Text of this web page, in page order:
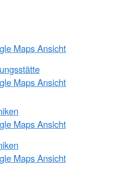
Maps Ansicht
Maps Ansicht
Maps Ansicht
Maps Ansicht